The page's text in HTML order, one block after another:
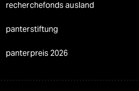
recherchefonds ausland
panterstiftung
panterpreis 2026